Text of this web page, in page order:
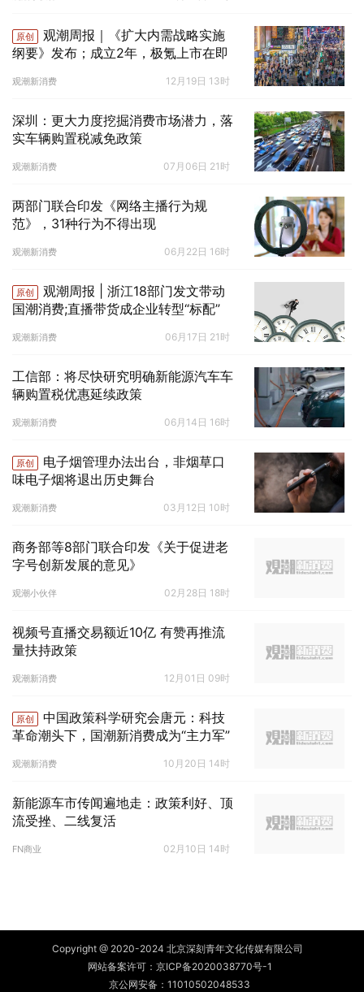
原创
观潮周报｜《扩大内需战略实施
纲要》发布；成立2年，极氪上市在即
观潮新消费 12月19日 13时
深圳：更大力度挖掘消费市场潜力，落
实车辆购置税减免政策
观潮新消费 07月06日 21时
两部门联合印发《网络主播行为规
范》，31种行为不得出现
观潮新消费 06月22日 16时
原创
观潮周报 | 浙江18部门发文带动
国潮消费;直播带货成企业转型“标配”
观潮新消费 06月17日 21时
工信部：将尽快研究明确新能源汽车车
辆购置税优惠延续政策
观潮新消费 06月14日 16时
原创
电子烟管理办法出台，非烟草口
味电子烟将退出历史舞台
观潮新消费 03月12日 10时
商务部等8部门联合印发《关于促进老
字号创新发展的意见》
观潮小伙伴 02月28日 18时
视频号直播交易额近10亿 有赞再推流
量扶持政策
观潮新消费 12月01日 09时
原创
中国政策科学研究会唐元：科技
革命潮头下，国潮新消费成为“主力军”
观潮新消费 10月20日 14时
新能源车市传闻遍地走：政策利好、顶
流受挫、二线复活
FN商业 02月10日 14时
Copyright @ 2020-2024 北京深刻青年文化传媒有限公司
网站备案许可： 京ICP备2020038770号-1
京公网安备： 11010502048533